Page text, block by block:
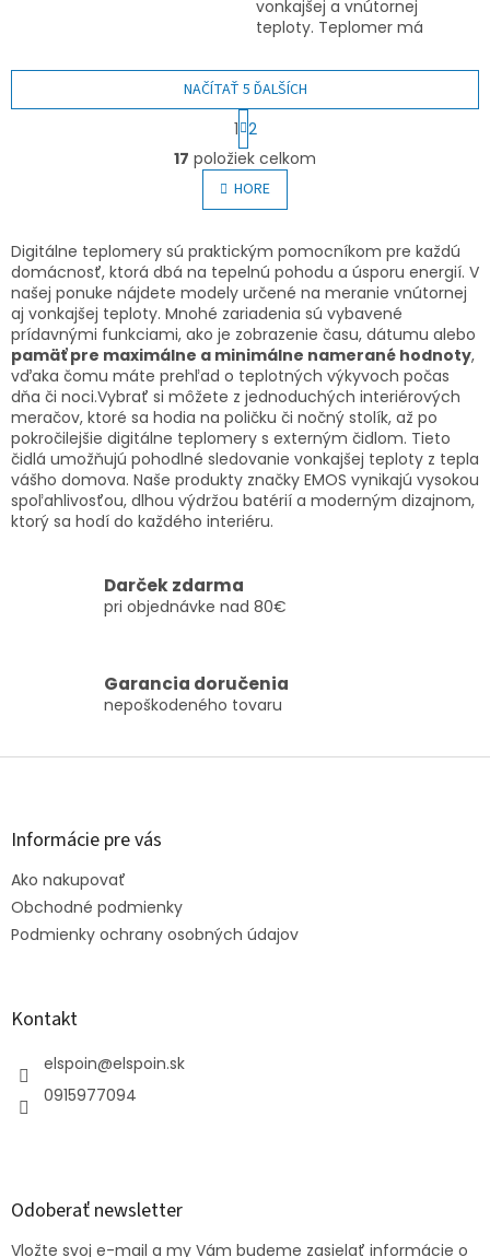
vonkajšej a vnútornej
teploty. Teplomer má
dosahom až 100 m.
O
v
l
á
a
c
i
e
p
r
v
k
y
v
ý
p
i
s
NAČÍTAŤ 5 ĎALŠÍCH
S
t
r
á
n
k
v
a
n
i
e
1 2
17 položiek celkom
HORE
Digitálne teplomery sú praktickým pomocníkom pre každú
domácnosť, ktorá dbá na tepelnú pohodu a úsporu energií. V
našej ponuke nájdete modely určené na meranie vnútornej
aj vonkajšej teploty. Mnohé zariadenia sú vybavené
prídavnými funkciami, ako je zobrazenie času, dátumu alebo
pamäť pre maximálne a minimálne namerané hodnoty,
vďaka čomu máte prehľad o teplotných výkyvoch počas
dňa či noci.Vybrať si môžete z jednoduchých interiérových
meračov, ktoré sa hodia na poličku či nočný stolík, až po
pokročilejšie digitálne teplomery s externým čidlom. Tieto
čidlá umožňujú pohodlné sledovanie vonkajšej teploty z tepla
vášho domova. Naše produkty značky EMOS vynikajú vysokou
spoľahlivosťou, dlhou výdržou batérií a moderným dizajnom,
ktorý sa hodí do každého interiéru.
Darček zdarma
pri objednávke nad 80€
Garancia doručenia
nepoškodeného tovaru
Z
Informácie pre vás
Ako nakupovať
Obchodné podmienky
Podmienky ochrany osobných údajov
Kontakt
elspoin@elspoin.sk
0915977094
Odoberať newsletter
Vložte svoj e-mail a my Vám budeme zasielať informácie o